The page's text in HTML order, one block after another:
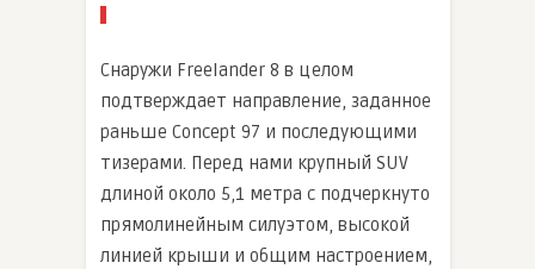
Снаружи Freelander 8 в целом
подтверждает направление, заданное
раньше Concept 97 и последующими
тизерами. Перед нами крупный SUV
длиной около 5,1 метра с подчеркнуто
прямолинейным силуэтом, высокой
линией крыши и общим настроением,